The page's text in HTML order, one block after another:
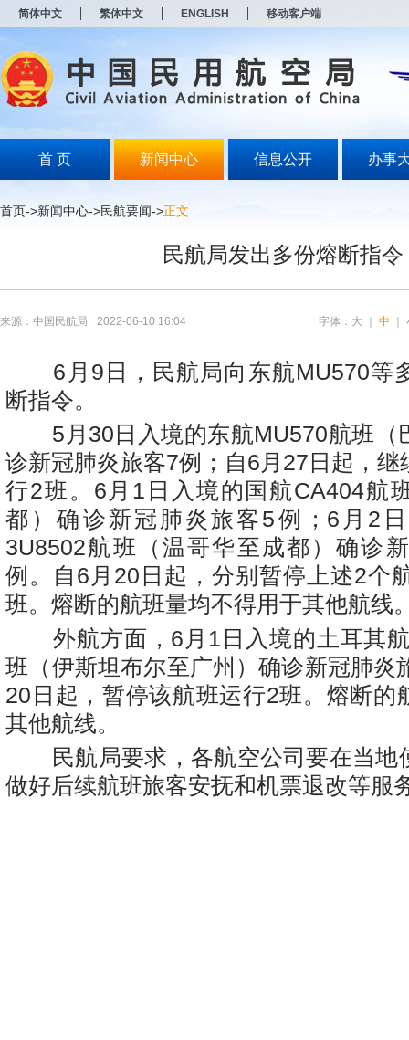
简体中文 繁体中文 ENGLISH 移动客户端
首 页 新闻中心 信息公开 办事
首页->新闻中心->民航要闻->正文
民航局发出多份熔断指令
来源：中国民航局 2022-06-10 16:04 字体： 大 中
6月9日，民航局向东航MU570等
断指令。
5月30日入境的东航MU570航班（
诊新冠肺炎旅客7例；自6月27日起，继
行2班。6月1日入境的国航CA404航
都）确诊新冠肺炎旅客5例；6月2
3U8502航班（温哥华至成都）确诊
例。自6月20日起，分别暂停上述2个
班。熔断的航班量均不得用于其他航线
外航方面，6月1日入境的土耳其航
班（伊斯坦布尔至广州）确诊新冠肺炎
20日起，暂停该航班运行2班。熔断的
其他航线。
民航局要求，各航空公司要在当地
做好后续航班旅客安抚和机票退改等服
打
开
无
障
说
按
Alt
开